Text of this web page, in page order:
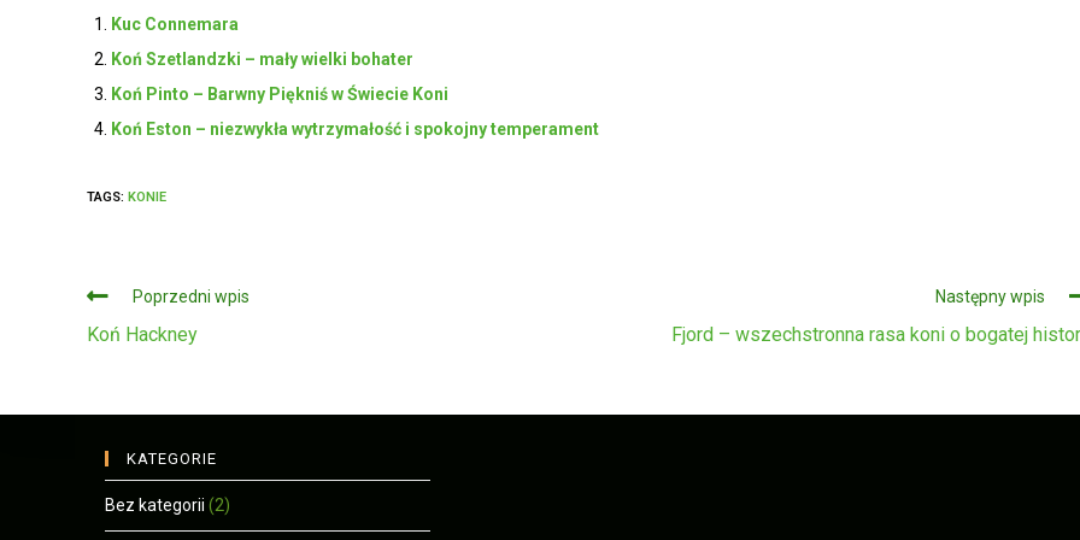
Kuc Connemara
Koń Szetlandzki – mały wielki bohater
Koń Pinto – Barwny Piękniś w Świecie Koni
Koń Eston – niezwykła wytrzymałość i spokojny temperament
TAGS: KONIE
Czytaj
dalej
Poprzedni wpis
Koń Hackney
Następny wpis
Fjord – wszechstronna rasa koni o bogatej
KATEGORIE
Bez kategorii (2)